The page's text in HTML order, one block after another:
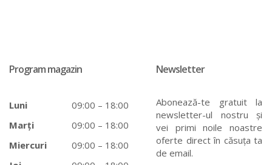
Program magazin
Luni
09:00 – 18:00
Marți
09:00 – 18:00
Miercuri
09:00 – 18:00
Newsletter
Abonează-te gratuit la
newsletter-ul nostru și
vei primi noile noastre
oferte direct în căsuța ta
de email.